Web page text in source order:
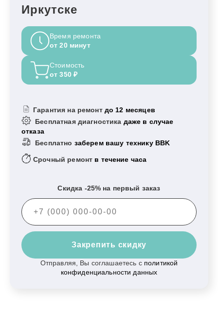
Иркутске
Время ремонта
от 20 минут
Стоимость
от 350 ₽
Гарантия на ремонт до 12 месяцев
Бесплатная диагностика даже в случае
отказа
Бесплатно заберем вашу технику BBK
Срочный ремонт в течение часа
Скидка -25% на первый заказ
Закрепить скидку
Отправляя, Вы соглашаетесь с политикой
конфиденциальности данных